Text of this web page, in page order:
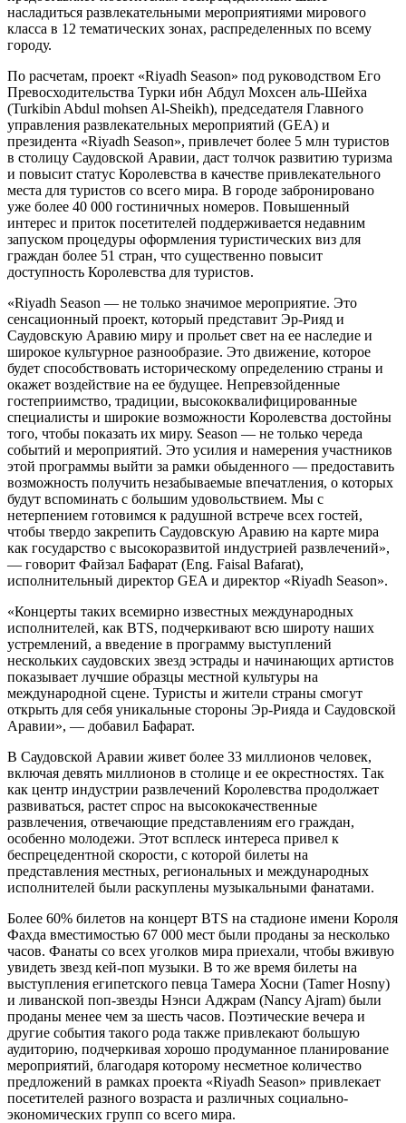
насладиться развлекательными мероприятиями мирового
класса в 12 тематических зонах, распределенных по всему
городу.
По расчетам, проект «Riyadh Season» под руководством Его
Превосходительства Турки ибн Абдул Мохсен аль-Шейха
(Turkibin Abdul mohsen Al-Sheikh), председателя Главного
управления развлекательных мероприятий (GEA) и
президента «Riyadh Season», привлечет более 5 млн туристов
в столицу Саудовской Аравии, даст толчок развитию туризма
и повысит статус Королевства в качестве привлекательного
места для туристов со всего мира. В городе забронировано
уже более 40 000 гостиничных номеров. Повышенный
интерес и приток посетителей поддерживается недавним
запуском процедуры оформления туристических виз для
граждан более 51 стран, что существенно повысит
доступность Королевства для туристов.
«Riyadh Season — не только значимое мероприятие. Это
сенсационный проект, который представит Эр-Рияд и
Саудовскую Аравию миру и прольет свет на ее наследие и
широкое культурное разнообразие. Это движение, которое
будет способствовать историческому определению страны и
окажет воздействие на ее будущее. Непревзойденные
гостеприимство, традиции, высококвалифицированные
специалисты и широкие возможности Королевства достойны
того, чтобы показать их миру. Season — не только череда
событий и мероприятий. Это усилия и намерения участников
этой программы выйти за рамки обыденного — предоставить
возможность получить незабываемые впечатления, о которых
будут вспоминать с большим удовольствием. Мы с
нетерпением готовимся к радушной встрече всех гостей,
чтобы твердо закрепить Саудовскую Аравию на карте мира
как государство с высокоразвитой индустрией развлечений»,
— говорит Файзал Бафарат (Eng. Faisal Bafarat),
исполнительный директор GEA и директор «Riyadh Season».
«Концерты таких всемирно известных международных
исполнителей, как BTS, подчеркивают всю широту наших
устремлений, а введение в программу выступлений
нескольких саудовских звезд эстрады и начинающих артистов
показывает лучшие образцы местной культуры на
международной сцене. Туристы и жители страны смогут
открыть для себя уникальные стороны Эр-Рияда и Саудовской
Аравии», — добавил Бафарат.
В Саудовской Аравии живет более 33 миллионов человек,
включая девять миллионов в столице и ее окрестностях. Так
как центр индустрии развлечений Королевства продолжает
развиваться, растет спрос на высококачественные
развлечения, отвечающие представлениям его граждан,
особенно молодежи. Этот всплеск интереса привел к
беспрецедентной скорости, с которой билеты на
представления местных, региональных и международных
исполнителей были раскуплены музыкальными фанатами.
Более 60% билетов на концерт BTS на стадионе имени Короля
Фахда вместимостью 67 000 мест были проданы за несколько
часов. Фанаты со всех уголков мира приехали, чтобы вживую
увидеть звезд кей-поп музыки. В то же время билеты на
выступления египетского певца Тамера Хосни (Tamer Hosny)
и ливанской поп-звезды Нэнси Аджрам (Nancy Ajram) были
проданы менее чем за шесть часов. Поэтические вечера и
другие события такого рода также привлекают большую
аудиторию, подчеркивая хорошо продуманное планирование
мероприятий, благодаря которому несметное количество
предложений в рамках проекта «Riyadh Season» привлекает
посетителей разного возраста и различных социально-
экономических групп со всего мира.